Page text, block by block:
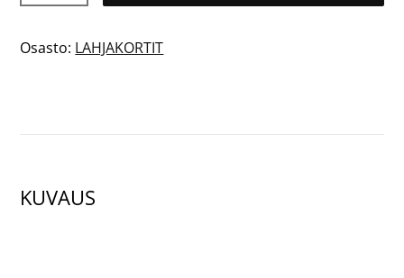
€
Osasto: LAHJAKORTIT
KUVAUS